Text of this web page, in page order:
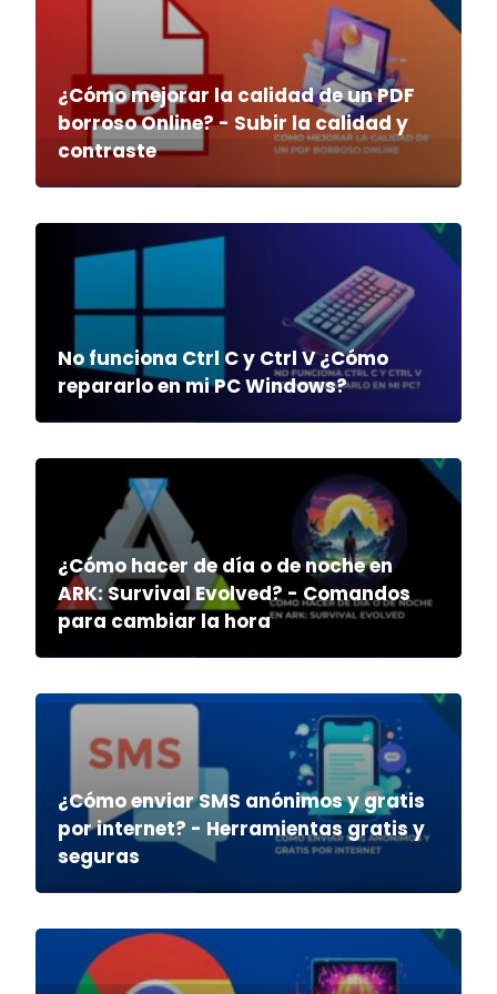
¿Cómo mejorar la calidad de un PDF
borroso Online? - Subir la calidad y
contraste
No funciona Ctrl C y Ctrl V ¿Cómo
repararlo en mi PC Windows?
¿Cómo hacer de día o de noche en
ARK: Survival Evolved? - Comandos
para cambiar la hora
¿Cómo enviar SMS anónimos y gratis
por internet? - Herramientas gratis y
seguras